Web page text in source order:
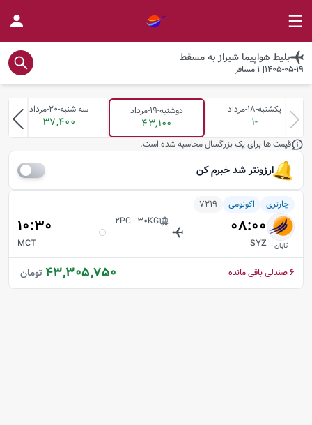
بلیط هواپیما شیرازبهمسقط
1405-05-19
|
1مسافر
یکشنبه-18-مرداد
-1
دوشنبه-19-مرداد
43,100
سه شنبه-20-مرداد
37,400
قیمت ها برای یک بزرگسال محاسبه شده است.
ارزونتر شد خبرم کن
چارتری اکونومی 7219
تابان
08:00
2PC - 30KG
10:30
SYZ
MCT
43,305,750 تومان 6صندلی باقی مانده